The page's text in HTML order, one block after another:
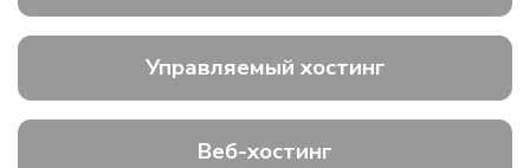
Управляемый хостинг
Веб-хостинг